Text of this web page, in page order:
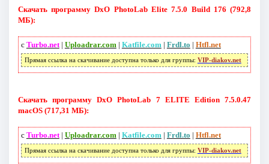
Скачать программу DxO PhotoLab Elite 7.5.0 Build 176 (792,8
МБ):
с Turbo.net| Uploadrar.com | Katfile.com | Frdl.to | Htfl.net
Прямая ссылка на скачивание доступна только для группы: VIP-diakov.net
Скачать программу DxO PhotoLab 7 ELITE Edition 7.5.0.47
macOS (717,31 МБ):
с Turbo.net| Uploadrar.com | Katfile.com | Frdl.to | Htfl.net
Прямая ссылка на скачивание доступна только для группы: VIP-diakov.net